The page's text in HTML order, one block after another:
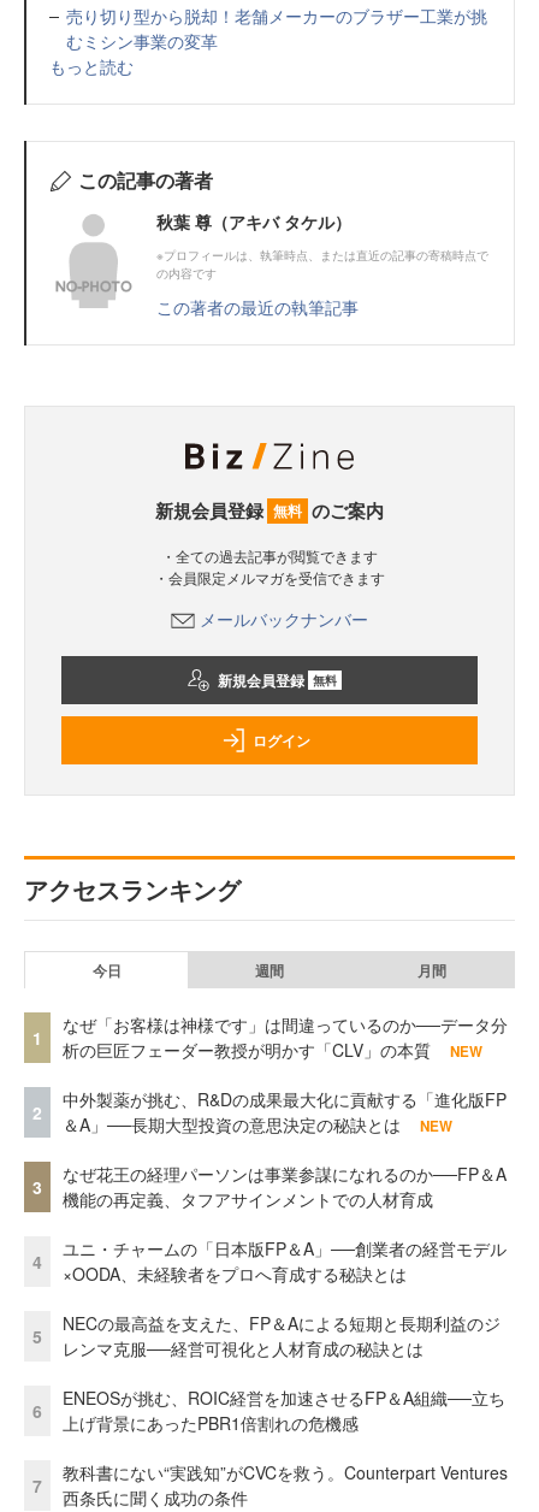
売り切り型から脱却！老舗メーカーのブラザー工業が挑
むミシン事業の変革
もっと読む
この記事の著者
秋葉 尊（アキバ タケル）
※プロフィールは、執筆時点、または直近の記事の寄稿時点で
の内容です
この著者の最近の執筆記事
新規会員登録 無料 のご案内
・全ての過去記事が閲覧できます
・会員限定メルマガを受信できます
メールバックナンバー
新規会員登録 無料
ログイン
アクセスランキング
今日 週間 月間
1
なぜ「お客様は神様です」は間違っているのか──データ分
析の巨匠フェーダー教授が明かす「CLV」の本質
NEW
2
中外製薬が挑む、R&Dの成果最大化に貢献する「進化版FP
＆A」──長期大型投資の意思決定の秘訣とは
NEW
3
なぜ花王の経理パーソンは事業参謀になれるのか──FP＆A
機能の再定義、タフアサインメントでの人材育成
4
ユニ・チャームの「日本版FP＆A」──創業者の経営モデル
×OODA、未経験者をプロへ育成する秘訣とは
5
NECの最高益を支えた、FP＆Aによる短期と長期利益のジ
レンマ克服──経営可視化と人材育成の秘訣とは
6
ENEOSが挑む、ROIC経営を加速させるFP＆A組織──立ち
上げ背景にあったPBR1倍割れの危機感
7
教科書にない“実践知”がCVCを救う。Counterpart Ventures
西条氏に聞く成功の条件